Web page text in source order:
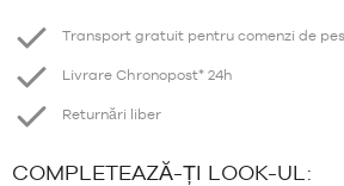
Transport gratuit pentru comenzi de
Livrare Chronopost* 24h
Returnări liber
COMPLETEAZĂ-ȚI LOOK-UL: